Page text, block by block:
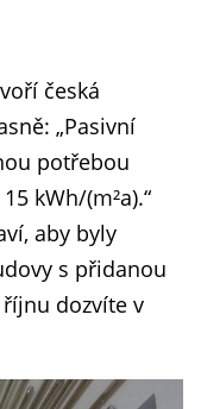
česká
„Pasivní
potřebou
kWh/(m²a).“
aby byly
s přidanou
dozvíte v